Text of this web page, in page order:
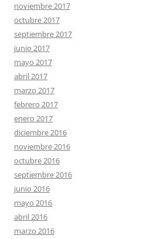
noviembre 2017
octubre 2017
septiembre 2017
junio 2017
mayo 2017
abril 2017
marzo 2017
febrero 2017
enero 2017
diciembre 2016
noviembre 2016
octubre 2016
septiembre 2016
junio 2016
mayo 2016
abril 2016
marzo 2016